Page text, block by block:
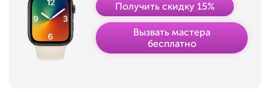
Получить скидку 15%
Вызвать мастера
бесплатно